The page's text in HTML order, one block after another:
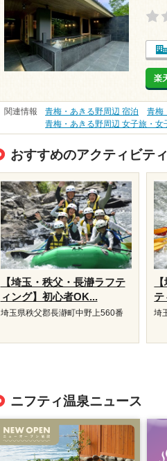
楽
関連情報 青梅・あきる野周辺 宿泊 青梅
青梅・あきる野周辺 女子旅・女
おすすめのアクティビテ
【埼玉・秩父・長瀞ラフテ
ィング】初心者OK...
埼玉県秩父郡長瀞町中野上560番
テ
埼
ニフティ温泉ニュース